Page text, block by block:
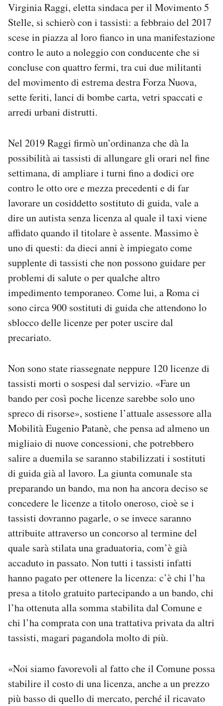
Virginia Raggi, eletta sindaca per il Movimento 5
Stelle, si schierò con i tassisti: a febbraio del 2017
scese in piazza al loro fianco in una manifestazione
contro le auto a noleggio con conducente che si
concluse con quattro fermi, tra cui due militanti
del movimento di estrema destra Forza Nuova,
sette feriti, lanci di bombe carta, vetri spaccati e
arredi urbani distrutti.
Nel 2019 Raggi firmò un’ordinanza che dà la
possibilità ai tassisti di allungare gli orari nel fine
settimana, di ampliare i turni fino a dodici ore
contro le otto ore e mezza precedenti e di far
lavorare un cosiddetto sostituto di guida, vale a
dire un autista senza licenza al quale il taxi viene
affidato quando il titolare è assente. Massimo è
uno di questi: da dieci anni è impiegato come
supplente di tassisti che non possono guidare per
problemi di salute o per qualche altro
impedimento temporaneo. Come lui, a Roma ci
sono circa 900 sostituti di guida che attendono lo
sblocco delle licenze per poter uscire dal
precariato.
Non sono state riassegnate neppure 120 licenze di
tassisti morti o sospesi dal servizio. «Fare un
bando per così poche licenze sarebbe solo uno
spreco di risorse», sostiene l’attuale assessore alla
Mobilità Eugenio Patanè, che pensa ad almeno un
migliaio di nuove concessioni, che potrebbero
salire a duemila se saranno stabilizzati i sostituti
di guida già al lavoro. La giunta comunale sta
preparando un bando, ma non ha ancora deciso se
concedere le licenze a titolo oneroso, cioè se i
tassisti dovranno pagarle, o se invece saranno
attribuite attraverso un concorso al termine del
quale sarà stilata una graduatoria, com’è già
accaduto in passato. Non tutti i tassisti infatti
hanno pagato per ottenere la licenza: c’è chi l’ha
presa a titolo gratuito partecipando a un bando, chi
l’ha ottenuta alla somma stabilita dal Comune e
chi l’ha comprata con una trattativa privata da altri
tassisti, magari pagandola molto di più.
«Noi siamo favorevoli al fatto che il Comune possa
stabilire il costo di una licenza, anche a un prezzo
più basso di quello di mercato, perché il ricavato